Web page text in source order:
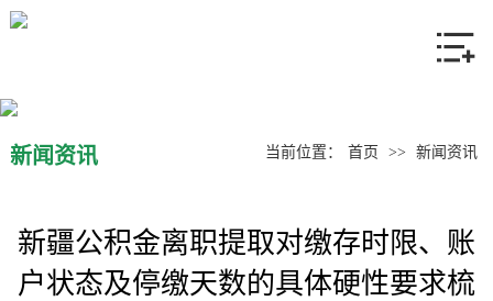
产品中心
联系我们
新闻资讯 当前位置： 首页 >> 新闻资讯
新疆公积金离职提取对缴存时限、账
户状态及停缴天数的具体硬性要求梳